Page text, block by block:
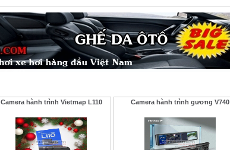
Camera hành trình Vietmap L110 Camera hành trình gương V740